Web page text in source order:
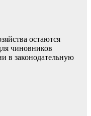
остаются
чиновников
в законодательную